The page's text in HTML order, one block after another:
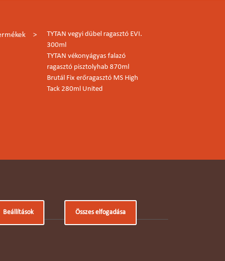
TYTAN vegyi dübel ragasztó EVI.
300ml
TYTAN vékonyágyas falazó
ragasztó pisztolyhab 870ml
Brutál Fix erőragasztó MS High
Tack 280ml United
Beállítások Összes elfogadása